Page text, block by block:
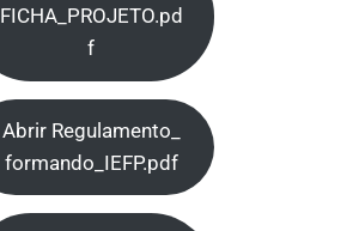
FICHA_PROJETO.pd
f
Abrir Regulamento_
formando_IEFP.pdf